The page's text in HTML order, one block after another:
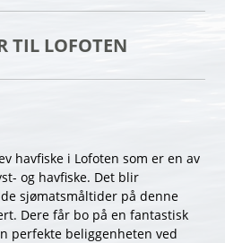
TIL LOFOTEN
havfiske i Lofoten som er en av
og havfiske. Det blir
sjømatsmåltider på denne
Dere får bo på en fantastisk
perfekte beliggenheten ved